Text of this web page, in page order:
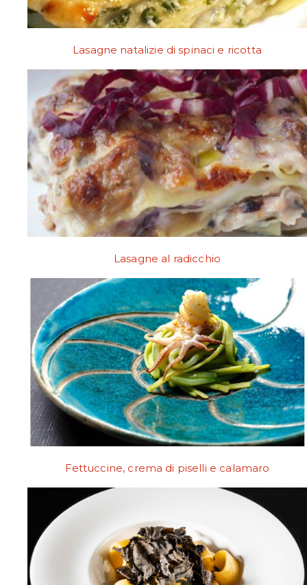
Lasagne natalizie di spinaci e ricotta
Lasagne al radicchio
Fettuccine, crema di piselli e calamaro